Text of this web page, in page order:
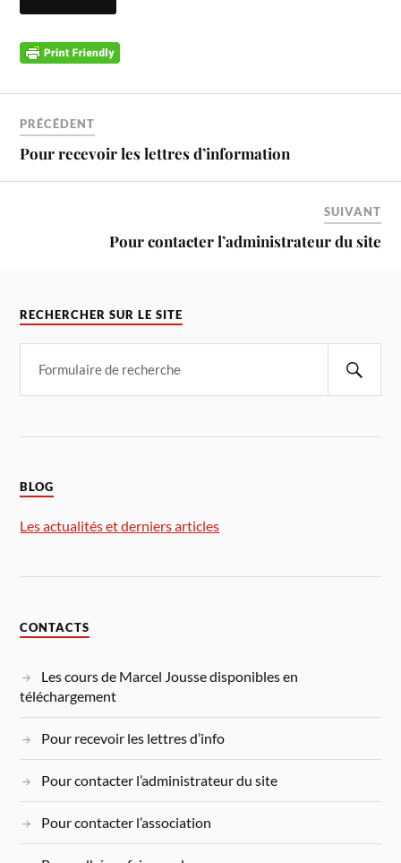
PRÉCÉDENT
Pour recevoir les lettres d’information
SUIVANT
Pour contacter l’administrateur du site
RECHERCHER SUR LE SITE
BLOG
Les actualités et derniers articles
CONTACTS
Les cours de Marcel Jousse disponibles en
téléchargement
Pour recevoir les lettres d’info
Pour contacter l’administrateur du site
Pour contacter l’association